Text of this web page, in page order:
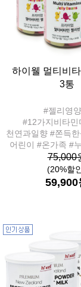
하이웰 멀티비
3통
#젤리영
#12가지비타민
천연과일향 #쫀득
어린이 #온가족 #
75,000
(20%할
59,900